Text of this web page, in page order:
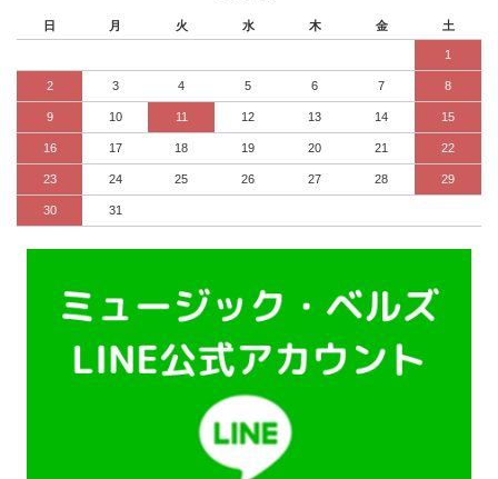
日 月 火 水 木 金 土
1
2 3 4 5 6 7 8
9 10 11 12 13 14 15
16 17 18 19 20 21 22
23 24 25 26 27 28 29
30 31